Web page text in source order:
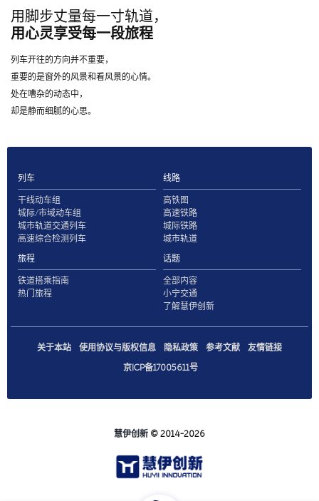
用脚步丈量每一寸轨道，
用心灵享受每一段旅程
列车开往的方向并不重要，
重要的是窗外的风景和看风景的心情。
处在嘈杂的动态中，
却是静而细腻的心思。
列车
干线动车组
城际/市域动车组
城市轨道交通列车
高速综合检测列车
线路
高铁图
高速铁路
城际铁路
城市轨道
旅程
铁道搭乘指南
热门旅程
话题
全部内容
小宁交通
了解慧伊创新
关于本站 使用协议与版权信息 隐私政策 参考文献
友情链接
京ICP备17005611号
慧伊创新 © 2014-2026